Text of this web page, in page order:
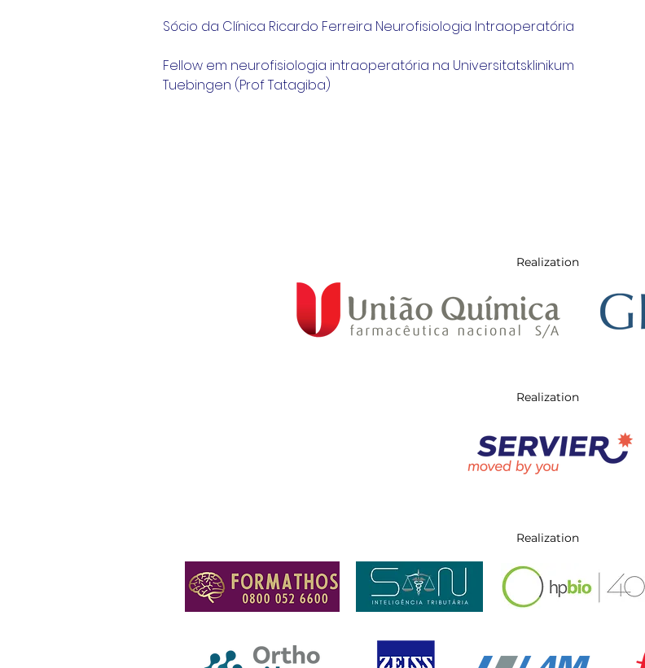
Sócio da Clínica Ricardo Ferreira Neurofisiologia Intraoperatória
Fellow em neurofisiologia intraoperatória na Universitatsklinikum
Tuebingen (Prof Tatagiba)
Realization
Realization
Realization